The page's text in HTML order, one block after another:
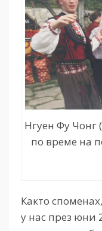
Нгуен Фу Чонг
по време на
Както
у нас през юни